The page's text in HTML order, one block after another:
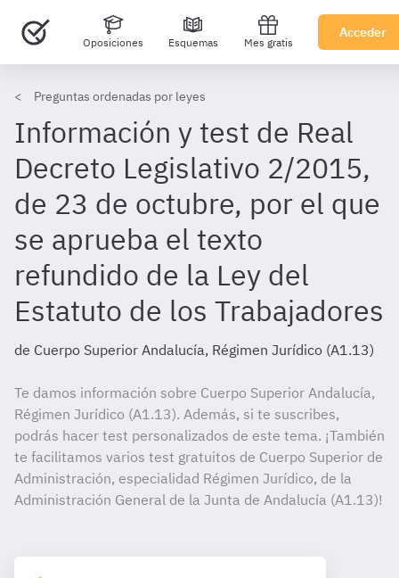
Oposiciones Esquemas Mes gratis
Acceder
Preguntas ordenadas por leyes
Información y test de Real
Decreto Legislativo 2/2015,
de 23 de octubre, por el que
se aprueba el texto
refundido de la Ley del
Estatuto de los Trabajadores
de Cuerpo Superior Andalucía, Régimen Jurídico (A1.13)
Te damos información sobre Cuerpo Superior Andalucía,
Régimen Jurídico (A1.13). Además, si te suscribes,
podrás hacer test personalizados de este tema. ¡También
te facilitamos varios test gratuitos de Cuerpo Superior de
Administración, especialidad Régimen Jurídico, de la
Administración General de la Junta de Andalucía (A1.13)!